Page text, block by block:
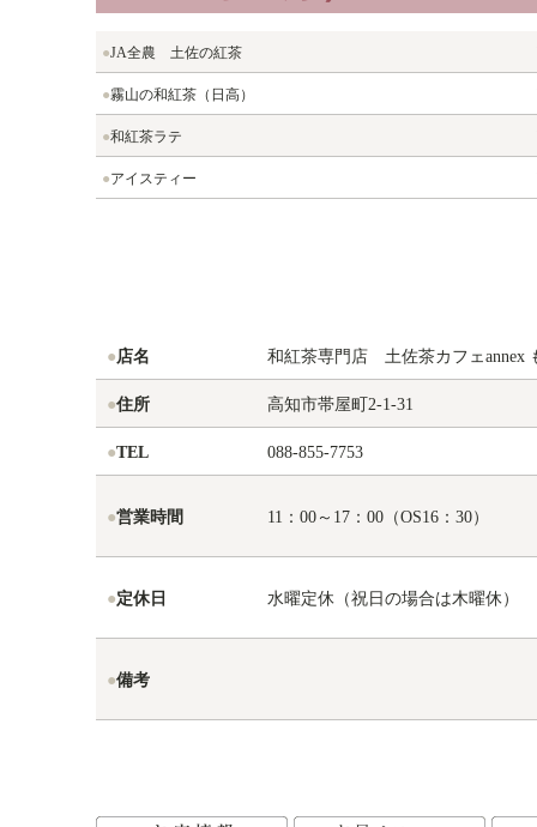
●JA全農 土佐の紅茶
●霧山の和紅茶（日高）
●和紅茶ラテ
●アイスティー
●店名 和紅茶専門店 土佐茶カフェannex
●住所 高知市帯屋町2-1-31
●TEL 088-855-7753
●営業時間 11：00～17：00（OS16：30）
●定休日 水曜定休（祝日の場合は木曜休）
●備考